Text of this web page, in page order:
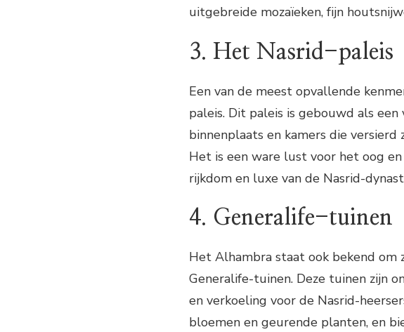
uitgebreide mozaïeken, fijn
3. Het Nasrid-paleis
Een van de meest opvallende
paleis. Dit paleis is gebouwd als
binnenplaats en kamers die
Het is een ware lust voor het oog
rijkdom en luxe van de Nasrid-
4. Generalife-tuinen
Het Alhambra staat ook bekend om
Generalife-tuinen. Deze tuinen zijn
en verkoeling voor de Nasrid-
bloemen en geurende planten, en